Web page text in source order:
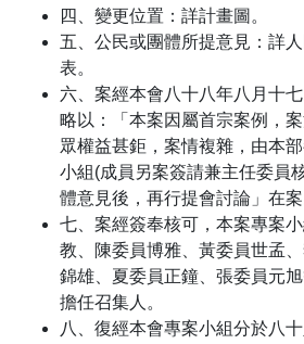
四、變更位置：詳計畫圖。
五、公民或團體所提意見：詳
表。
六、案經本會八十八年八月十
略以：「本案因屬首宗案例，
眾權益甚鉅，案情複雜，由本
小組(成員另案簽請兼主任委員
體意見後，再行提會討論」在案
七、案經簽奉核可，本案專案
教、陳委員博雅、黃委員世孟
錦雄、夏委員正鐘、張委員元
擔任召集人。
八、復經本會專案小組分於八